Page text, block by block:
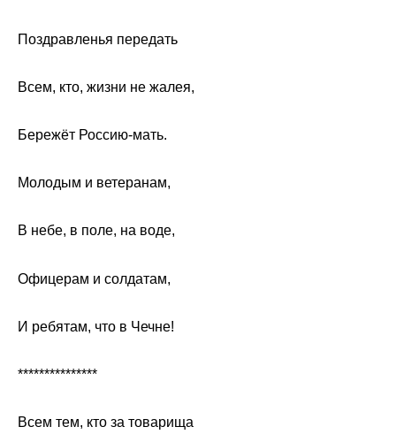
Поздравленья передать
Всем, кто, жизни не жалея,
Бережёт Россию-мать.
Молодым и ветеранам,
В небе, в поле, на воде,
Офицерам и солдатам,
И ребятам, что в Чечне!
***************
Всем тем, кто за товарища